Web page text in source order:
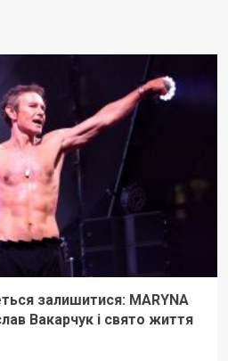
залишитися: MARYNA
Вакарчук і свято життя